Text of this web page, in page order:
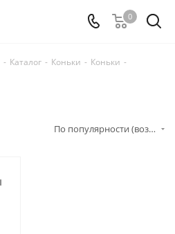
0
- Каталог - Коньки - Коньки -
По популярности (возрастание)